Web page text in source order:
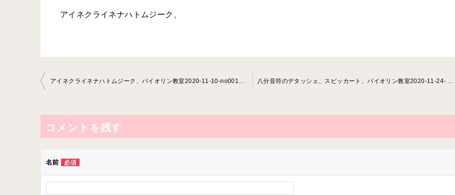
アイネクライネナハトムジーク、
投
ビ
ゲ
ー
コメントを残す
名前 必須